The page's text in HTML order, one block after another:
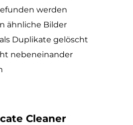
werden
ähnliche Bilder
Duplikate gelöscht
nebeneinander
Cleaner